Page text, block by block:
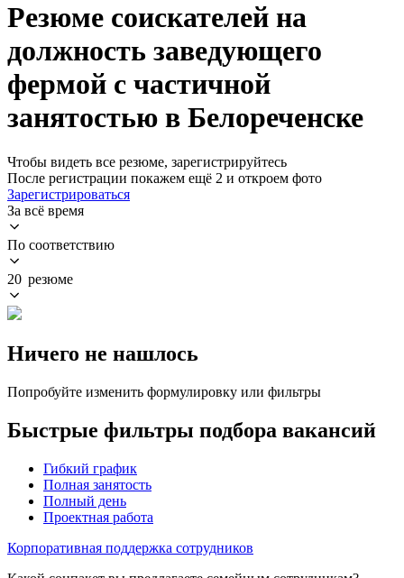
Резюме соискателей на
должность заведующего
фермой с частичной
занятостью в Белореченске
Чтобы видеть все резюме, зарегистрируйтесь
После регистрации покажем ещё 2 и откроем фото
Зарегистрироваться
За всё время
По соответствию
20 резюме
Ничего не нашлось
Попробуйте изменить формулировку или фильтры
Быстрые фильтры подбора вакансий
Гибкий график
Полная занятость
Полный день
Проектная работа
Корпоративная поддержка сотрудников